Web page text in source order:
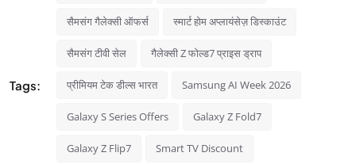
Tags:
सैमसंग गैलेक्सी ऑफर्स स्मार्ट होम अप्लायंसेज़ डिस्काउंट
सैमसंग टीवी सेल गैलेक्सी Z फोल्ड7 प्राइस ड्राप
प्रीमियम टेक डील्स भारत Samsung AI Week 2026
Galaxy S Series Offers Galaxy Z Fold7
Galaxy Z Flip7 Smart TV Discount